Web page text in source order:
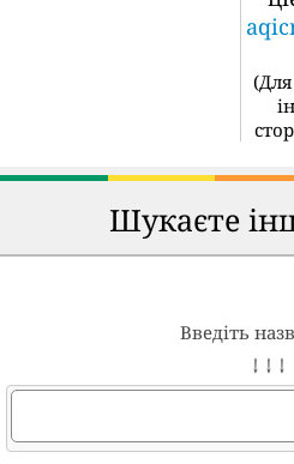
(
Шукаєте
Введіть
↓ ↓ ↓